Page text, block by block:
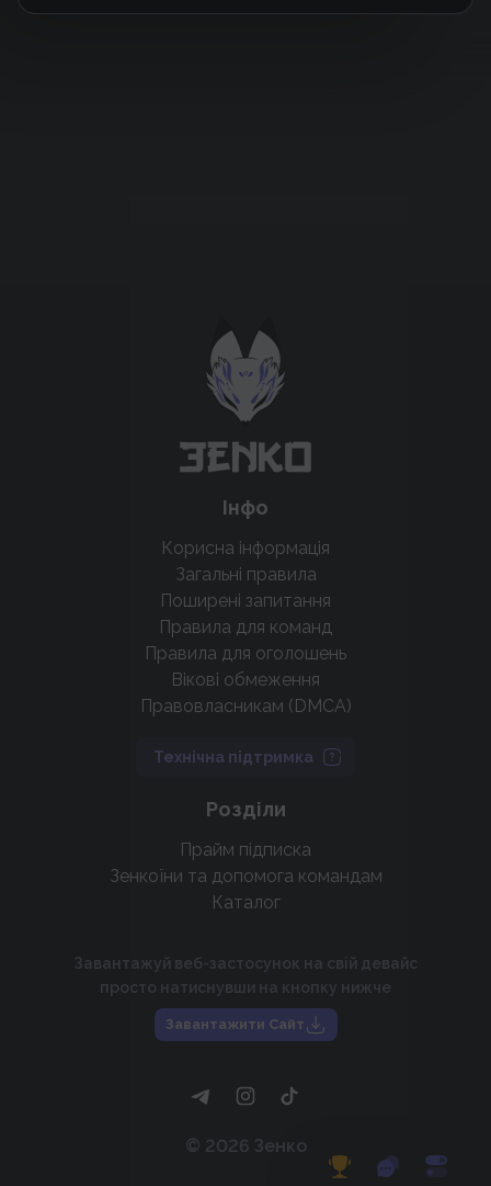
крутих нововведень
Підтримати проєкт
Інфо
Корисна інформація
Загальні правила
Поширені запитання
Правила для команд
Правила для оголошень
Вікові обмеження
Правовласникам (DMCA)
Технічна підтримка
Розділи
Прайм підписка
Зенкоїни та допомога командам
Каталог
Завантажуй веб-застосунок на свій девайс
просто натиснувши на кнопку нижче
Завантажити Сайт
© 2026 Зенко